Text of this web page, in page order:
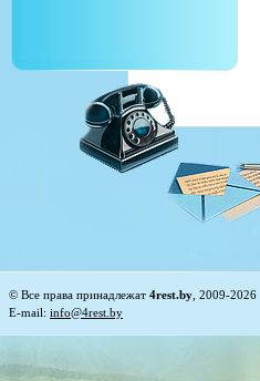
© Все права принадлежат 4rest.by , 2009-2026
E-mail: info@4rest.by